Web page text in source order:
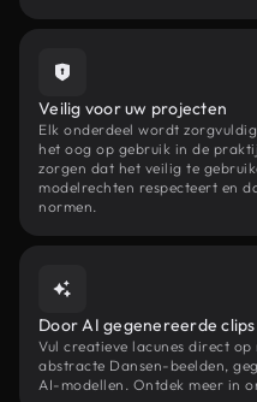
Veilig voor uw projecten
Elk onderdeel wordt
het oog op gebruik in de
zorgen dat het veilig te
modelrechten respecteert en
normen.
Door AI gegenereerde clips
Vul creatieve lacunes direct
abstracte Dansen-beelden,
AI-modellen. Ontdek meer in